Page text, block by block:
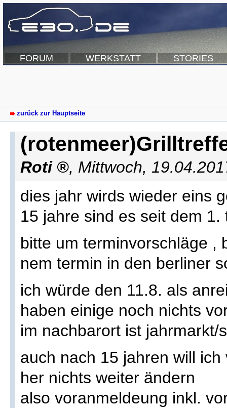
FORUM WERKSTATT STORIES
zurück zur Hauptseite
Roti , Mittwoch,
dies jahr wirds wieder eins
15 jahre sind es seit dem 1.
bitte um terminvorschläge ,
nem termin in den berliner
ich würde den 11.8. als
haben einige noch nichts
im nachbarort ist jahrmarkt/
auch nach 15 jahren will
her nichts weiter ändern
also voranmeldeung inkl.